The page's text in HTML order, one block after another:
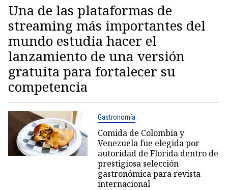
Una de las plataformas de
streaming más importantes del
mundo estudia hacer el
lanzamiento de una versión
gratuita para fortalecer su
competencia
Gastronomía
Comida de Colombia y
Venezuela fue elegida por
autoridad de Florida dentro de
prestigiosa selección
gastronómica para revista
internacional